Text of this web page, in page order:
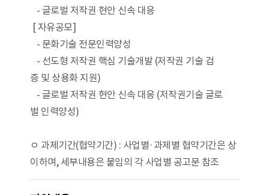
- 글로벌 저작권 현안 신속 대응
[ 자유공모]
- 문화기술 전문인력양성
- 선도형 저작권 핵심 기술개발 (저작권 기술 검
증 및 상용화 지원)
- 글로벌 저작권 현안 신속 대응 (저작권기술 글로
벌 인력양성)
ㅇ 과제기간(협약기간) : 사업별·과제별 협약기간은 상
이하며, 세부내용은 붙임의 각 사업별 공고문 참조